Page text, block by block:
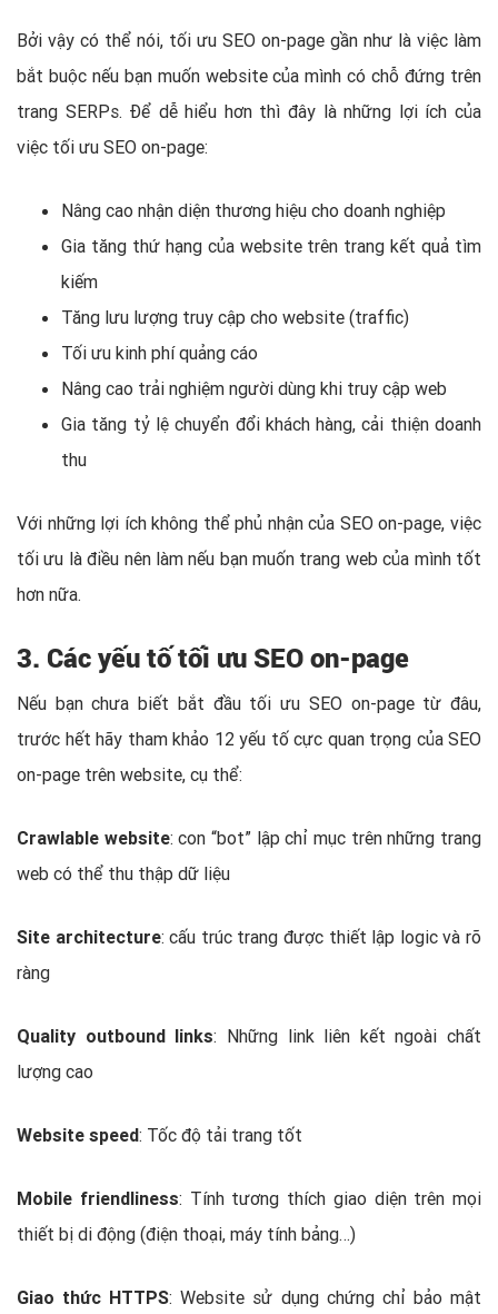
Bởi vậy có thể nói, tối ưu SEO on-page gần như là việc làm
bắt buộc nếu bạn muốn website của mình có chỗ đứng trên
trang SERPs. Để dễ hiểu hơn thì đây là những lợi ích của
việc tối ưu SEO on-page:
Nâng cao nhận diện thương hiệu cho doanh nghiệp
Gia tăng thứ hạng của website trên trang kết quả tìm
kiếm
Tăng lưu lượng truy cập cho website (traffic)
Tối ưu kinh phí quảng cáo
Nâng cao trải nghiệm người dùng khi truy cập web
Gia tăng tỷ lệ chuyển đổi khách hàng, cải thiện doanh
thu
Với những lợi ích không thể phủ nhận của SEO on-page, việc
tối ưu là điều nên làm nếu bạn muốn trang web của mình tốt
hơn nữa.
3. Các yếu tố tối ưu SEO on-page
Nếu bạn chưa biết bắt đầu tối ưu SEO on-page từ đâu,
trước hết hãy tham khảo 12 yếu tố cực quan trọng của SEO
on-page trên website, cụ thể:
Crawlable website: con “bot” lập chỉ mục trên những trang
web có thể thu thập dữ liệu
Site architecture: cấu trúc trang được thiết lập logic và rõ
ràng
Quality outbound links: Những link liên kết ngoài chất
lượng cao
Website speed: Tốc độ tải trang tốt
Mobile friendliness: Tính tương thích giao diện trên mọi
thiết bị di động (điện thoại, máy tính bảng…)
Giao thức HTTPS: Website sử dụng chứng chỉ bảo mật